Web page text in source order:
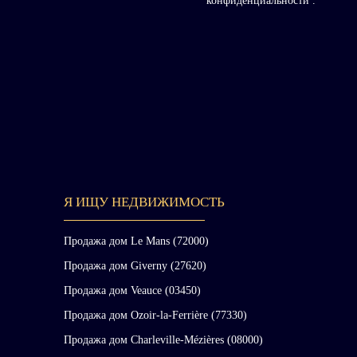
Я ИЩУ НЕДВИЖИМОСТЬ
Продажа дом Le Mans (72000)
Продажа дом Giverny (27620)
Продажа дом Veauce (03450)
Продажа дом Ozoir-la-Ferrière (77330)
Продажа дом Charleville-Mézières (08000)